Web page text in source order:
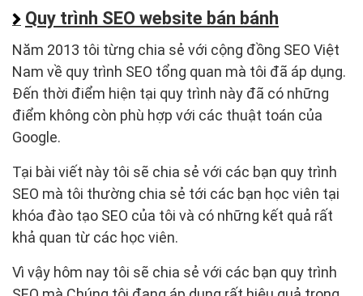
Quy trình SEO website bán bánh
Năm 2013 tôi từng chia sẻ với cộng đồng SEO Việt
Nam về quy trình SEO tổng quan mà tôi đã áp dụng.
Đến thời điểm hiện tại quy trình này đã có những
điểm không còn phù hợp với các thuật toán của
Google.
Tại bài viết này tôi sẽ chia sẻ với các bạn quy trình
SEO mà tôi thường chia sẻ tới các bạn học viên tại
khóa đào tạo SEO của tôi và có những kết quả rất
khả quan từ các học viên.
Vì vậy hôm nay tôi sẽ chia sẻ với các bạn quy trình